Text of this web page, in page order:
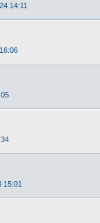
14:11
15:01